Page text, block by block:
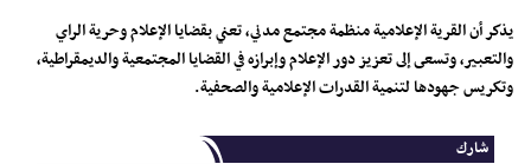
يذكر أن القرية الإعلامية منظمة مجتمع مدني، تعني بقضايا الإعلام وحرية الراي
والتعبير، وتسعى إلى تعزيز دور الإعلام وإبرازه في القضايا المجتمعية والديمقراطية،
وتكريس جهودها لتنمية القدرات الإعلامية والصحفية.
شارك